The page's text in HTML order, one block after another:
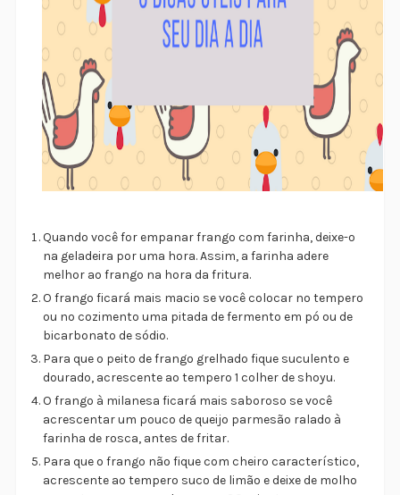
Quando você for empanar frango com farinha, deixe-o
na geladeira por uma hora. Assim, a farinha adere
melhor ao frango na hora da fritura.
O frango ficará mais macio se você colocar no tempero
ou no cozimento uma pitada de fermento em pó ou de
bicarbonato de sódio.
Para que o peito de frango grelhado fique suculento e
dourado, acrescente ao tempero 1 colher de shoyu.
O frango à milanesa ficará mais saboroso se você
acrescentar um pouco de queijo parmesão ralado à
farinha de rosca, antes de fritar.
Para que o frango não fique com cheiro característico,
acrescente ao tempero suco de limão e deixe de molho